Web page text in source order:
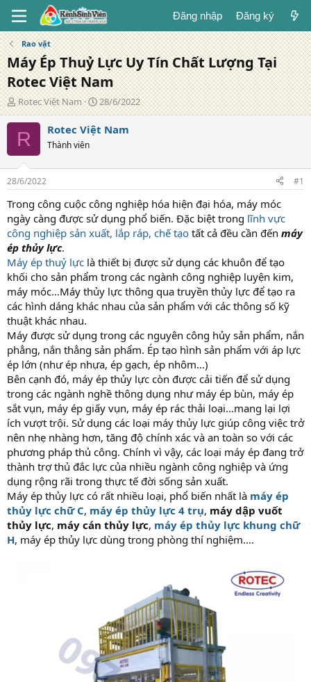
Đăng nhập Đăng ký
Rao vặt
Máy Ép Thuỷ Lực Uy Tín Chất Lượng Tại
Rotec Việt Nam
T
á
c
g
ả
Rotec Việt Nam
N
g
à
g
28/6/2022
R Rotec Việt Nam
Thành viên
28/6/2022 #1
Trong công cuộc công nghiệp hóa hiện đại hóa, máy móc
ngày càng được sử dụng phổ biến. Đặc biệt trong lĩnh vực
công nghiệp sản xuất, lắp ráp, chế tạo tất cả đều cần đến máy
ép thủy lực.
Máy ép thuỷ lực là thiết bị được sử dụng các khuôn để tạo
khối cho sản phẩm trong các ngành công nghiệp luyện kim,
máy móc…Máy thủy lực thông qua truyền thủy lực để tạo ra
các hình dáng khác nhau của sản phẩm với các thông số kỹ
thuật khác nhau.
Máy được sử dụng trong các nguyên công hủy sản phẩm, nắn
phẳng, nắn thẳng sản phẩm. Ép tạo hình sản phẩm với áp lực
ép lớn (như ép nhựa, ép gạch, ép nhôm…)
Bên cạnh đó, máy ép thủy lực còn được cải tiến để sử dụng
trong các ngành nghề thông dụng như máy ép bùn, máy ép
sắt vụn, máy ép giấy vụn, máy ép rác thải loại…mang lại lợi
ích vượt trội. Sử dụng các loại máy thủy lực giúp công việc trở
nên nhẹ nhàng hơn, tăng độ chính xác và an toàn so với các
phương pháp thủ công. Chính vì vậy, các loại máy ép đang trở
thành trợ thủ đắc lực của nhiều ngành công nghiệp và ứng
dụng rộng rãi trong thực tế đời sống sản xuất.
Máy ép thủy lực có rất nhiều loại, phổ biến nhất là máy ép
thủy lực chữ C, máy ép thủy lực 4 trụ, máy dập vuốt
thủy lực, máy cán thủy lực, máy ép thủy lực khung chữ
H, máy ép thủy lực dùng trong phòng thí nghiệm….